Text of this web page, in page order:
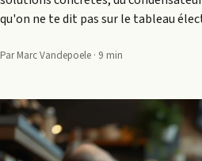
qu'on ne te dit pas sur le tableau
Par Marc Vandepoele · 9 min